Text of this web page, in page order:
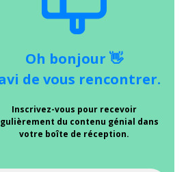
Oh bonjour 👋
de vous rencontrer.
Inscrivez-vous pour recevoir
du contenu génial dans
votre boîte de réception.